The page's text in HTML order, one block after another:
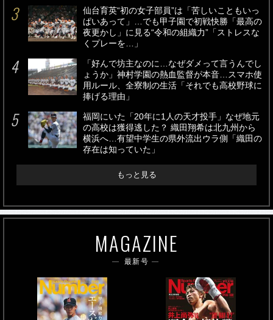
仙台育英“初の女子部員”は「苦しいこともいっ
ぱいあって」…でも甲子園で初戦快勝「最高の
夜更かし」に見る“令和の組織力”「ストレスな
くプレーを…」
「好んで坊主なのに…なぜダメって言うんでし
ょうか」神村学園の熱血監督が本音…スマホ使
用ルール、全寮制の生活「それでも高校野球に
捧げる理由」
福岡にいた「20年に1人の天才投手」なぜ地元
の高校は獲得逃した？ 織田翔希は北九州から
横浜へ…有望中学生の県外流出ウラ側「織田の
存在は知っていた」
もっと見る
MAGAZINE
最新号